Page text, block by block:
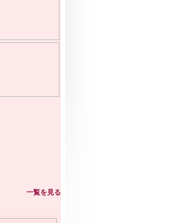
一覧を見る